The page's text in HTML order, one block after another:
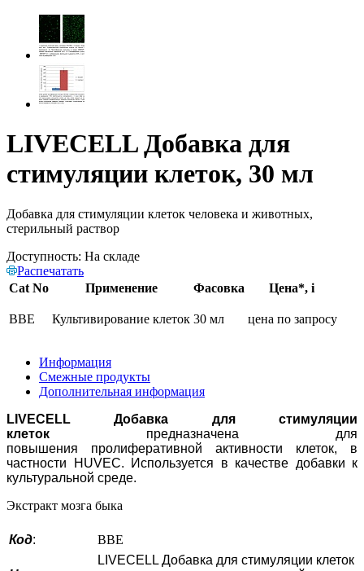
LIVECELL Добавка для
стимуляции клеток, 30 мл
Добавка для стимуляции клеток человека и животных,
стерильный раствор
Доступность: На складе
Распечатать
Cat No
Применение Фасовка Цена*, i
BBE Культивирование клеток 30 мл цена по запросу
Информация
Смежные продукты
Дополнительная информация
LIVECELL Добавка для стимуляции
клеток предназначена для
повышения пролиферативной активности клеток, в
частности HUVEC. Используется в качестве добавки к
культуральной среде.
Экстракт мозга быка
Код: BBE
LIVECELL Добавка для стимуляции клеток